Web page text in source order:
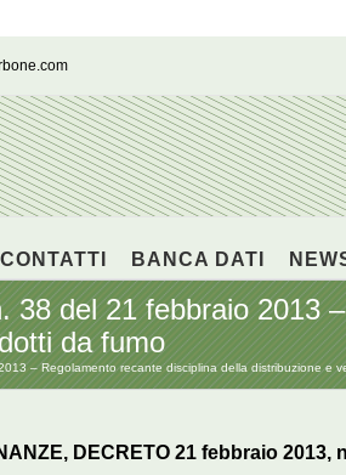
CONTATTI BANCA DATI
38 del 21 febbraio 2013
da fumo
– Regolamento recante disciplina della distribuzione e
DECRETO 21 febbraio 2013,